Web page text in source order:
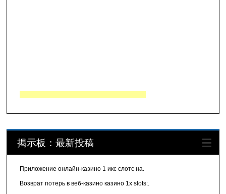
掲示板：最新投稿
Приложение онлайн-казино 1 икс слотс на.
Возврат потерь в веб-казино казино 1x slots:.